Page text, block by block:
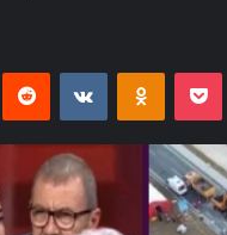
Reddit VKontakte